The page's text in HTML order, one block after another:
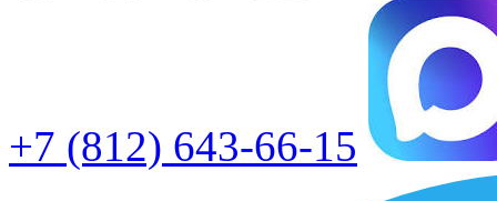
+7 (812) 643-66-15